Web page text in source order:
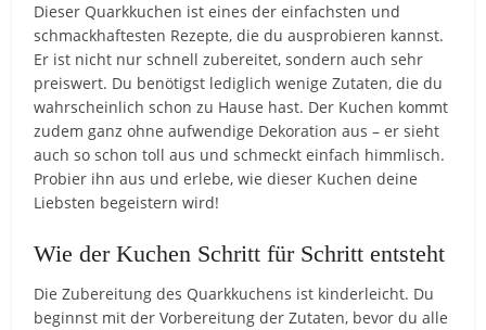
Dieser Quarkkuchen ist eines der einfachsten und
schmackhaftesten Rezepte, die du ausprobieren kannst.
Er ist nicht nur schnell zubereitet, sondern auch sehr
preiswert. Du benötigst lediglich wenige Zutaten, die du
wahrscheinlich schon zu Hause hast. Der Kuchen kommt
zudem ganz ohne aufwendige Dekoration aus – er sieht
auch so schon toll aus und schmeckt einfach himmlisch.
Probier ihn aus und erlebe, wie dieser Kuchen deine
Liebsten begeistern wird!
Wie der Kuchen Schritt für Schritt entsteht
Die Zubereitung des Quarkkuchens ist kinderleicht. Du
beginnst mit der Vorbereitung der Zutaten, bevor du alle